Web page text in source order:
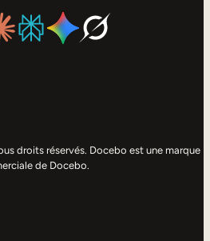
droits réservés. Docebo est une marque
de Docebo.